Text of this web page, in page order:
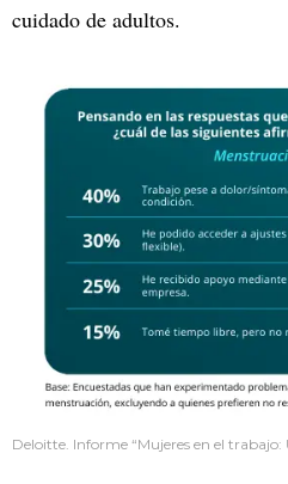
cuidado de adultos.
Deloitte. Informe “Mujeres en el